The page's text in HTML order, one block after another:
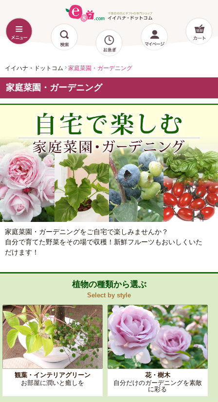
イイハナ・ドットコム 家庭菜園・ガーデニング
家庭菜園・ガーデニング
家庭菜園・ガーデニングをご自宅で楽しみませんか？
自分で育てた野菜をその場で収穫！新鮮フルーツもおいしくいた
だけます！
植物の種類から選ぶ
Select by style
観葉・インテリアグリーン
お部屋に潤いと癒しを
花・樹木
自分だけのガーデニングを素敵
に彩る